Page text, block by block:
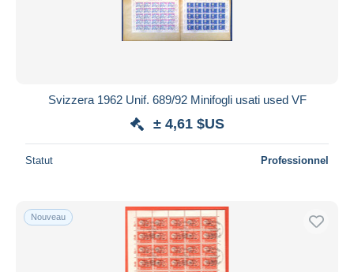
Svizzera 1962 Unif. 689/92 Minifogli usati used VF
± 4,61 $US
Statut Professionnel
Nouveau